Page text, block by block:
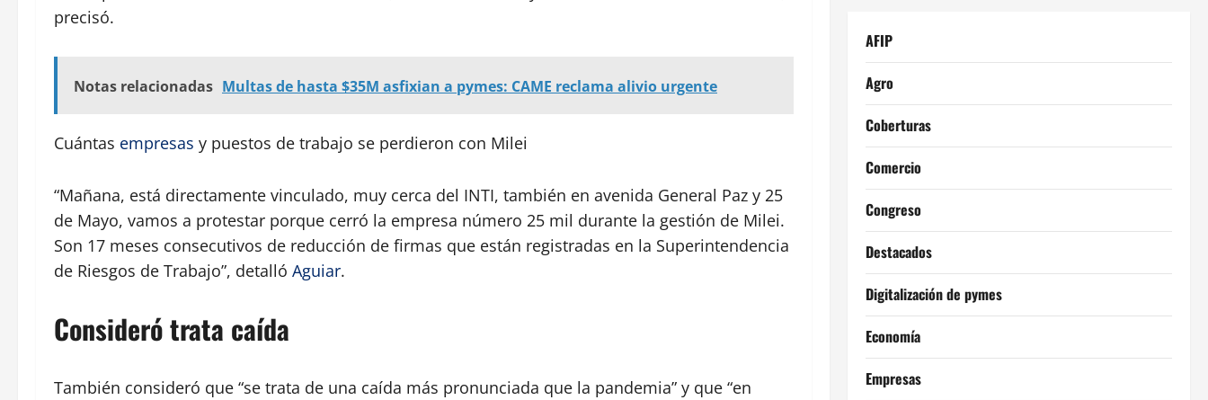
precisó.
Notas relacionadas Multas de hasta $35M asfixian a pymes: CAME reclama alivio urgente
Cuántas empresas y puestos de trabajo se perdieron con Milei
“Mañana, está directamente vinculado, muy cerca del INTI, también en avenida General Paz y 25
de Mayo, vamos a protestar porque cerró la empresa número 25 mil durante la gestión de Milei.
Son 17 meses consecutivos de reducción de firmas que están registradas en la Superintendencia
de Riesgos de Trabajo”, detalló Aguiar.
Consideró trata caída
También consideró que “se trata de una caída más pronunciada que la pandemia” y que “en
AFIP
Agro
Coberturas
Comercio
Congreso
Destacados
Digitalización de pymes
Economía
Empresas